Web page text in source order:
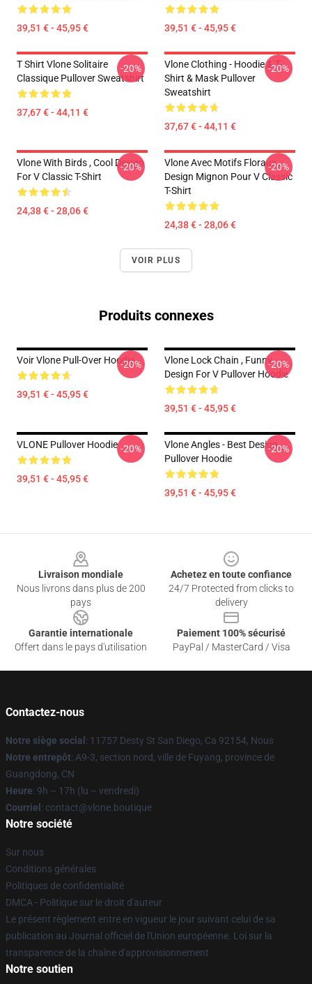
39,51 € - 45,95 € 39,51 € - 45,95 €
T Shirt Vlone Solitaire
Classique Pullover Sweatshirt
37,67 € - 44,11 €
-20%
Vlone Clothing - Hoodie & T-
Shirt & Mask Pullover
Sweatshirt
37,67 € - 44,11 €
-20%
Vlone With Birds , Cool Design
For V Classic T-Shirt
24,38 € - 28,06 €
-20%
Vlone Avec Motifs Floraux ,
Design Mignon Pour V Classic
T-Shirt
24,38 € - 28,06 €
-20%
VOIR PLUS
Produits connexes
Voir Vlone Pull-Over Hoodie
39,51 € - 45,95 €
-20%
Vlone Lock Chain , Funny
Design For V Pullover Hoodie
39,51 € - 45,95 €
-20%
VLONE Pullover Hoodie
39,51 € - 45,95 €
-20%
Vlone Angles - Best Design
Pullover Hoodie
39,51 € - 45,95 €
-20%
Livraison mondiale
Nous livrons dans plus de 200
pays
Achetez en toute confiance
24/7 Protected from clicks to
delivery
Garantie internationale
Offert dans le pays d'utilisation
Paiement 100% sécurisé
PayPal / MasterCard / Visa
Contactez-nous
Notre siège social : 11757 Desty St San Diego, Ca 92154, Nous
Notre entrepôt: A9-3, section nord, ville de Fuyang, province de
Guangdong, CN
Heure: 9h – 17h (lu – vendredi)
Courriel : contact@vlone.boutique
Notre société
Sur nous
Conditions générales
Politiques de confidentialité
DMCA - Politique sur le droit d'auteur
Le présent règlement entre en vigueur le jour suivant celui de sa
publication au Journal officiel de l'Union européenne. Loi sur la
transparence de la chaîne d'approvisionnement
Notre soutien